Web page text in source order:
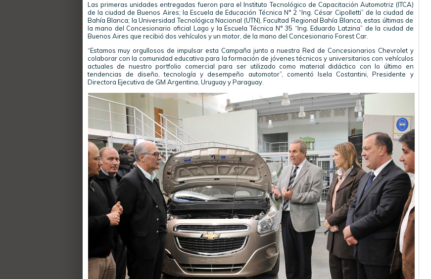
Las primeras unidades entregadas fueron para el Instituto Tecnológico de Capacitación Automotriz (ITCA)
de la ciudad de Buenos Aires; la Escuela de Educación Técnica N° 2 “Ing. César Cipolletti” de la ciudad de
Bahía Blanca; la Universidad Tecnológica Nacional (UTN), Facultad Regional Bahía Blanca, estas últimas de
la mano del Concesionario oficial Lago y la Escuela Técnica N° 35 “Ing. Eduardo Latzina” de la ciudad de
Buenos Aires que recibió dos vehículos y un motor, de la mano del Concesionario Forest Car.
“Estamos muy orgullosos de impulsar esta Campaña junto a nuestra Red de Concesionarios Chevrolet y
colaborar con la comunidad educativa para la formación de jóvenes técnicos y universitarios con vehículos
actuales de nuestro portfolio comercial para ser utilizado como material didáctico con lo último en
tendencias de diseño, tecnología y desempeño automotor”, comentó Isela Costantini, Presidente y
Directora Ejecutiva de GM Argentina, Uruguay y Paraguay.